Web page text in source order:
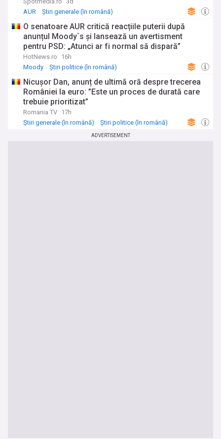
AUR
Știri generale (în română)
O senatoare AUR critică reacțiile puterii după
anunțul Moody`s și lansează un avertisment
pentru PSD: „Atunci ar fi normal să dispară”
HotNews.ro
16h
Moody
Știri politice (în română)
Nicușor Dan, anunț de ultimă oră despre trecerea
României la euro: ”Este un proces de durată care
trebuie prioritizat”
Romania TV 17h
Știri generale (în română)
Știri politice (în română)
ADVERTISEMENT